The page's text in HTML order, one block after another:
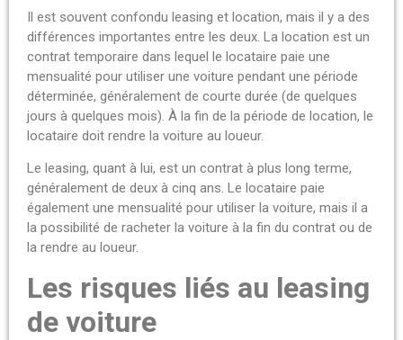
Il est souvent confondu leasing et location, mais il y a des
différences importantes entre les deux. La location est un
contrat temporaire dans lequel le locataire paie une
mensualité pour utiliser une voiture pendant une période
déterminée, généralement de courte durée (de quelques
jours à quelques mois). À la fin de la période de location, le
locataire doit rendre la voiture au loueur.
Le leasing, quant à lui, est un contrat à plus long terme,
généralement de deux à cinq ans. Le locataire paie
également une mensualité pour utiliser la voiture, mais il a
la possibilité de racheter la voiture à la fin du contrat ou de
la rendre au loueur.
Les risques liés au leasing
de voiture